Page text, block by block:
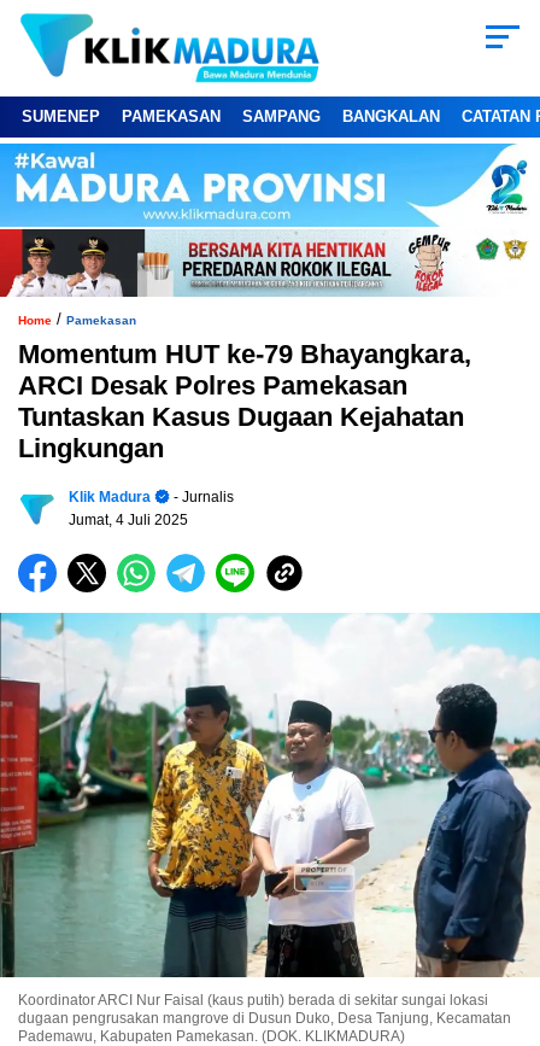
SUMENEP PAMEKASAN SAMPANG BANGKALAN CATATAN
Home / Pamekasan
Momentum HUT ke-79 Bhayangkara,
ARCI Desak Polres Pamekasan
Tuntaskan Kasus Dugaan Kejahatan
Lingkungan
Klik Madura
- Jurnalis
Jumat, 4 Juli 2025
Koordinator ARCI Nur Faisal (kaus putih) berada di sekitar sungai lokasi
dugaan pengrusakan mangrove di Dusun Duko, Desa Tanjung, Kecamatan
Pademawu, Kabupaten Pamekasan. (DOK. KLIKMADURA)